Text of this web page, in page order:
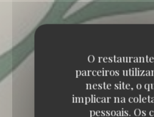
O
parceiros
neste site, o
implicar na
pessoais. Os